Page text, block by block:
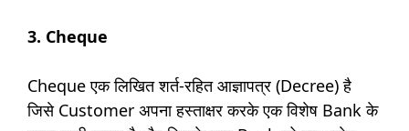
3. Cheque
Cheque एक लिखित शर्त-रहित आज्ञापत्र (Decree) है
जिसे Customer अपना हस्ताक्षर करके एक विशेष Bank के